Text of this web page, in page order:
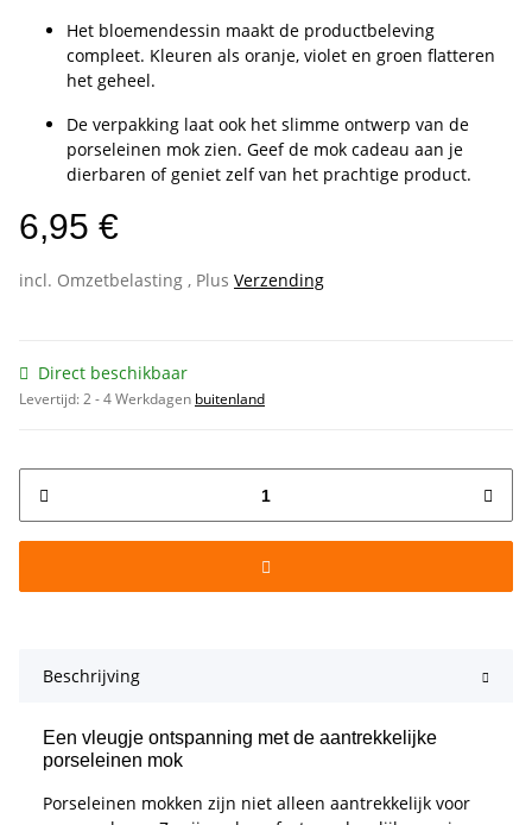
Het bloemendessin maakt de productbeleving
compleet. Kleuren als oranje, violet en groen flatteren
het geheel.
De verpakking laat ook het slimme ontwerp van de
porseleinen mok zien. Geef de mok cadeau aan je
dierbaren of geniet zelf van het prachtige product.
6,95 €
incl. Omzetbelasting , Plus Verzending
Direct beschikbaar
Levertijd:2 - 4 Werkdagen buitenland
Beschrijving
Een vleugje ontspanning met de aantrekkelijke
porseleinen mok
Porseleinen mokken zijn niet alleen aantrekkelijk voor